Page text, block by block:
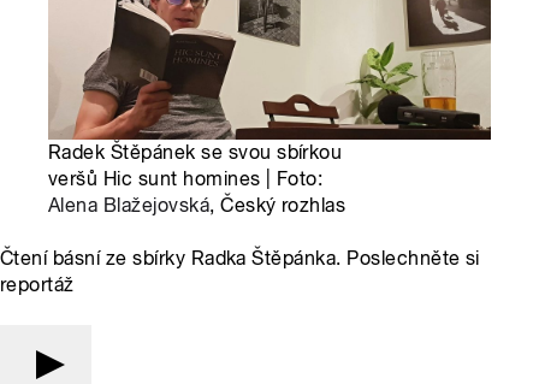
Radek Štěpánek se svou sbírkou
veršů Hic sunt homines | Foto:
Alena Blažejovská, Český rozhlas
Čtení básní ze sbírky Radka Štěpánka. Poslechněte si
reportáž